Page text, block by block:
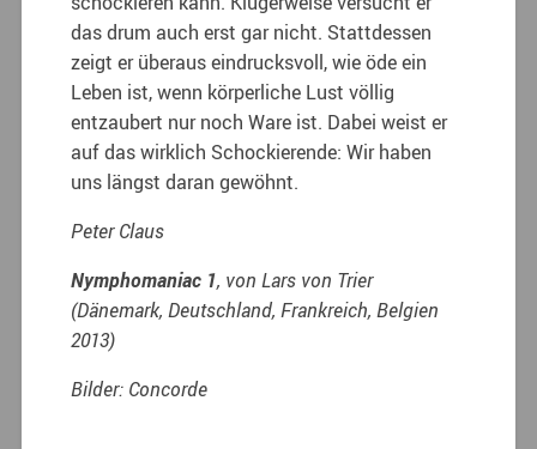
das drum auch erst gar nicht. Stattdessen
zeigt er überaus eindrucksvoll, wie öde ein
Leben ist, wenn körperliche Lust völlig
entzaubert nur noch Ware ist. Dabei weist er
auf das wirklich Schockierende: Wir haben
uns längst daran gewöhnt.
Peter Claus
Nymphomaniac 1, von Lars von Trier
(Dänemark, Deutschland, Frankreich, Belgien
2013)
Bilder: Concorde